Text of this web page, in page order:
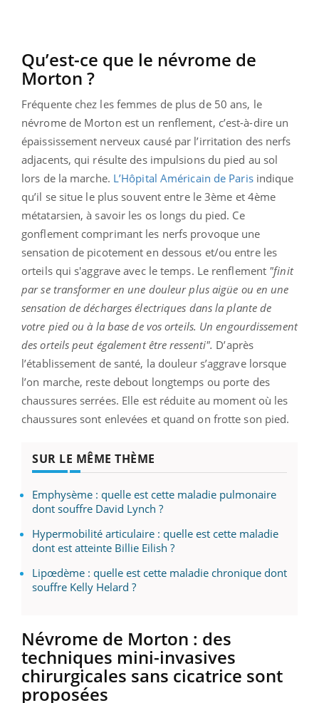
Qu’est-ce que le névrome de
Morton ?
Fréquente chez les femmes de plus de 50 ans, le
névrome de Morton est un renflement, c’est-à-dire un
épaississement nerveux causé par l’irritation des nerfs
adjacents, qui résulte des impulsions du pied au sol
lors de la marche. L’Hôpital Américain de Parisindique
qu’il se situe le plus souvent entre le 3ème et 4ème
métatarsien, à savoir les os longs du pied. Ce
gonflement comprimant les nerfs provoque une
sensation de picotement en dessous et/ou entre les
orteils qui s'aggrave avec le temps. Le renflement "finit
par se transformer en une douleur plus aigüe ou en une
sensation de décharges électriques dans la plante de
votre pied ou à la base de vos orteils. Un engourdissement
des orteils peut également être ressenti". D’après
l’établissement de santé, la douleur s’aggrave lorsque
l’on marche, reste debout longtemps ou porte des
chaussures serrées. Elle est réduite au moment où les
chaussures sont enlevées et quand on frotte son pied.
SUR LE MÊME THÈME
Emphysème : quelle est cette maladie pulmonaire
dont souffre David Lynch ?
Hypermobilité articulaire : quelle est cette maladie
dont est atteinte Billie Eilish ?
Lipœdème : quelle est cette maladie chronique dont
souffre Kelly Helard ?
Névrome de Morton : des
techniques mini-invasives
chirurgicales sans cicatrice sont
proposées